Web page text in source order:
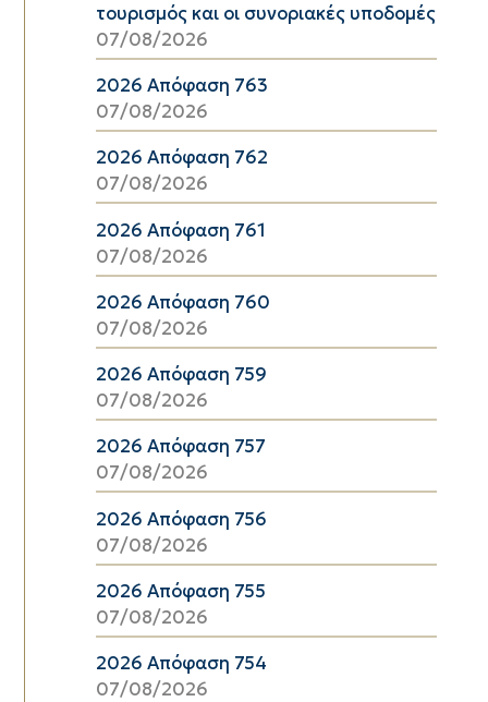
τουρισμός και οι συνοριακές υποδομές
07/08/2026
2026 Απόφαση 763
07/08/2026
2026 Απόφαση 762
07/08/2026
2026 Απόφαση 761
07/08/2026
2026 Απόφαση 760
07/08/2026
2026 Απόφαση 759
07/08/2026
2026 Απόφαση 757
07/08/2026
2026 Απόφαση 756
07/08/2026
2026 Απόφαση 755
07/08/2026
2026 Απόφαση 754
07/08/2026